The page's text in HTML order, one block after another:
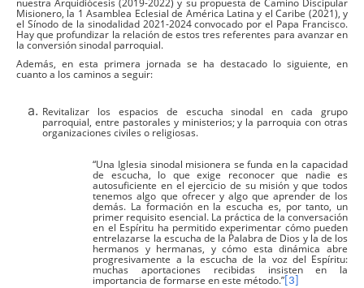
Misionero, la 1 Asamblea Eclesial de América Latina y el Caribe (2021), y
el Sínodo de la sinodalidad 2021-2024 convocado por el Papa Francisco.
Hay que profundizar la relación de estos tres referentes para avanzar en
la conversión sinodal parroquial.
Además, en esta primera jornada se ha destacado lo siguiente, en
cuanto a los caminos a seguir:
Revitalizar los espacios de escucha sinodal en cada grupo
parroquial, entre pastorales y ministerios; y la parroquia con otras
organizaciones civiles o religiosas.
“Una Iglesia sinodal misionera se funda en la capacidad
de escucha, lo que exige reconocer que nadie es
autosuficiente en el ejercicio de su misión y que todos
tenemos algo que ofrecer y algo que aprender de los
demás. La formación en la escucha es, por tanto, un
primer requisito esencial. La práctica de la conversación
en el Espíritu ha permitido experimentar cómo pueden
entrelazarse la escucha de la Palabra de Dios y la de los
hermanos y hermanas, y cómo esta dinámica abre
progresivamente a la escucha de la voz del Espíritu:
muchas aportaciones recibidas insisten en la
importancia de formarse en este método.” [3]